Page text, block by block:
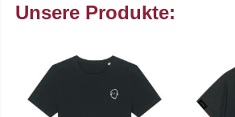
Unsere Produkte: